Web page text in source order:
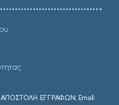
ΕΓΓΡΑΦΩΝ: Email: